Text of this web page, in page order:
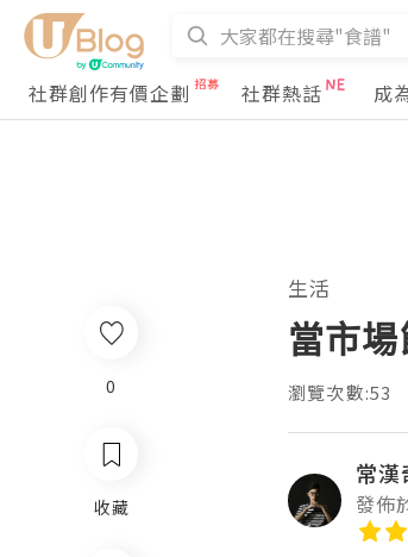
社群創作有價企劃
社群熱話 成
生活
當市
瀏覽次數:53
常漢
發佈
0
收藏